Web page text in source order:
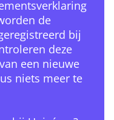
de
bij
deze
een nieuwe
niets meer te